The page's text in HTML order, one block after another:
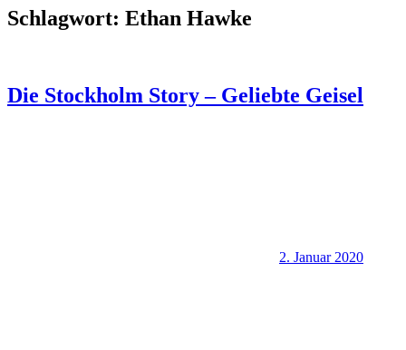
Schlagwort: Ethan Hawke
Die Stockholm Story – Geliebte Geisel
2. Januar 2020